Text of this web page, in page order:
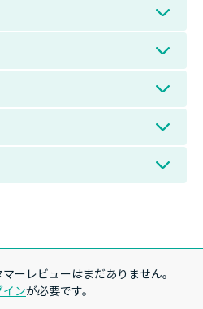
ーレビューはまだありません。
インが必要です。